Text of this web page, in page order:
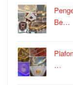
Be…
…